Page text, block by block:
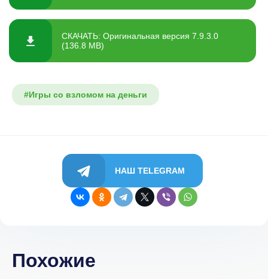
СКАЧАТЬ: Оригинальная версия 7.9.3.0
(136.8 MB)
#Игры со взломом на деньги
НАШ TELEGRAM
Похожие